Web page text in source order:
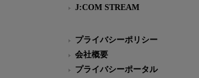
J:COM STREAM
プライバシーポリシー
会社概要
プライバシーポータル